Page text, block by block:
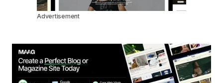
Advertisement